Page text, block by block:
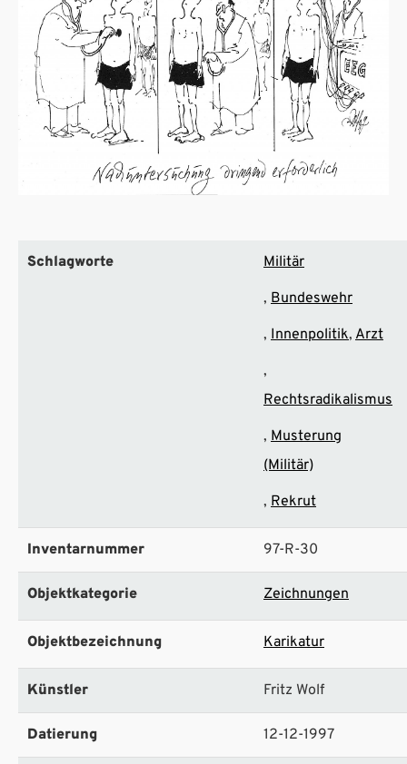
Schlagworte
Militär
Bundeswehr
Innenpolitik Arzt
Rechtsradikalismus
Musterung
(Militär)
Rekrut
Inventarnummer 97-R-30
Objektkategorie Zeichnungen
Objektbezeichnung Karikatur
Künstler Fritz Wolf
Datierung 12-12-1997